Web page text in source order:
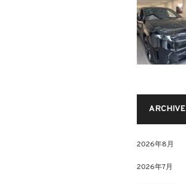
ARCHIVE
2026年8月
2026年7月